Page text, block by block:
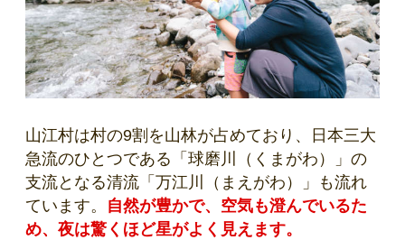
山江村は村の9割を山林が占めており、日本三大
急流のひとつである「球磨川（くまがわ）」の
支流となる清流「万江川（まえがわ）」も流れ
ています。 自然が豊かで、空気も澄んでいるた
め、夜は驚くほど星がよく見えます。